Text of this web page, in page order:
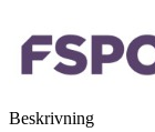
Beskrivning